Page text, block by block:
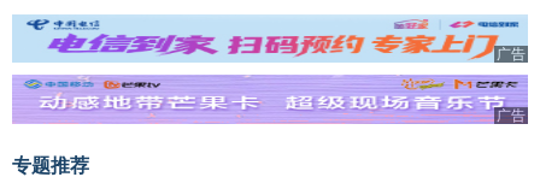
广告
广告
专题推荐